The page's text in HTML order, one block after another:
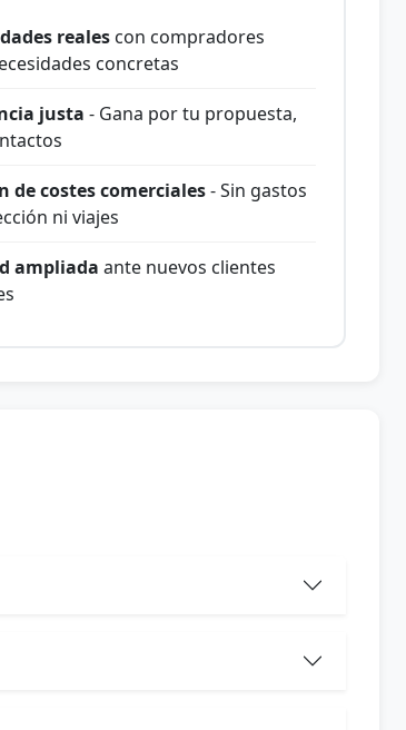
reales con compradores
concretas
justa - Gana por tu propuesta,
de costes comerciales- Sin gastos
ni viajes
ampliada ante nuevos clientes